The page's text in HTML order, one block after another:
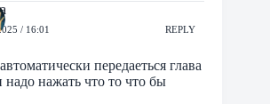
/ 16:01 REPLY
передаеться глава
надо нажать что то что бы